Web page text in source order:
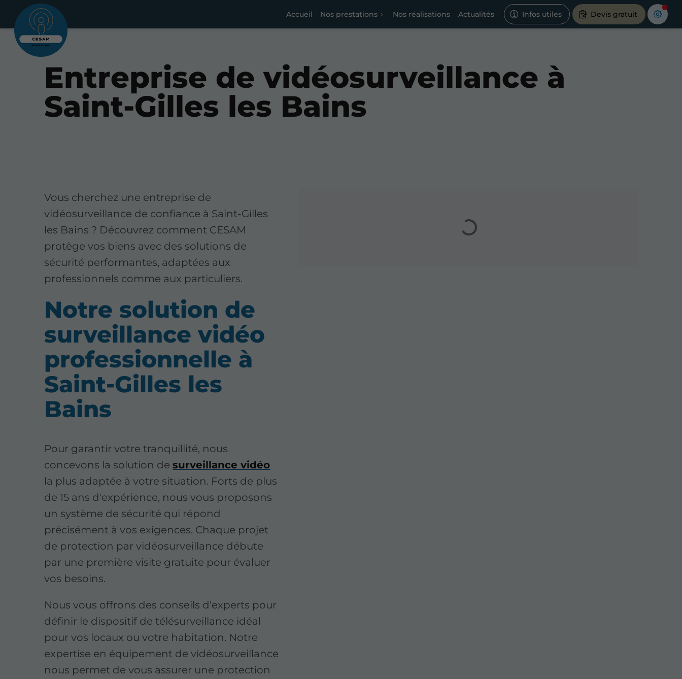
Accueil Nos prestations Nos réalisations Actualités Infos utiles Devis gratuit
Entreprise de vidéosurveillance à
Saint-Gilles les Bains
Vous cherchez une entreprise de
vidéosurveillance de confiance à Saint-Gilles
les Bains ? Découvrez comment CESAM
protège vos biens avec des solutions de
sécurité performantes, adaptées aux
professionnels comme aux particuliers.
Notre solution de
surveillance vidéo
professionnelle à
Saint-Gilles les
Bains
Pour garantir votre tranquillité, nous
concevons la solution desurveillance vidéo
la plus adaptée à votre situation. Forts de plus
de 15 ans d'expérience, nous vous proposons
un système de sécurité qui répond
précisément à vos exigences. Chaque projet
de protection par vidéosurveillance débute
par une première visite gratuite pour évaluer
vos besoins.
Nous vous offrons des conseils d'experts pour
définir le dispositif de télésurveillance idéal
pour vos locaux ou votre habitation. Notre
expertise en équipement de vidéosurveillance
nous permet de vous assurer une protection